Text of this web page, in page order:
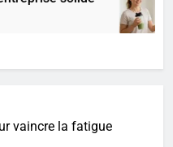
vaincre la fatigue